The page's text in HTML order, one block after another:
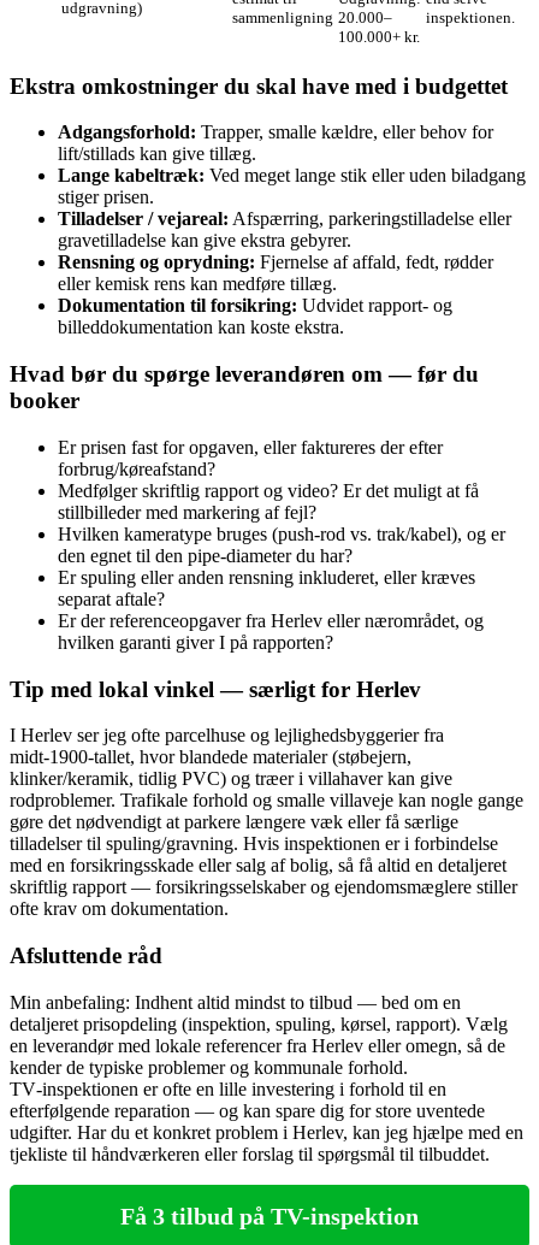
udgravning)
sammenligning 20.000–
100.000+ kr.
inspektionen.
Ekstra omkostninger du skal have med i budgettet
Adgangsforhold: Trapper, smalle kældre, eller behov for
lift/stillads kan give tillæg.
Lange kabeltræk: Ved meget lange stik eller uden biladgang
stiger prisen.
Tilladelser / vejareal: Afspærring, parkeringstilladelse eller
gravetilladelse kan give ekstra gebyrer.
Rensning og oprydning: Fjernelse af affald, fedt, rødder
eller kemisk rens kan medføre tillæg.
Dokumentation til forsikring: Udvidet rapport‑ og
billeddokumentation kan koste ekstra.
Hvad bør du spørge leverandøren om — før du
booker
Er prisen fast for opgaven, eller faktureres der efter
forbrug/køreafstand?
Medfølger skriftlig rapport og video? Er det muligt at få
stillbilleder med markering af fejl?
Hvilken kameratype bruges (push‑rod vs. trak/kabel), og er
den egnet til den pipe‑diameter du har?
Er spuling eller anden rensning inkluderet, eller kræves
separat aftale?
Er der referenceopgaver fra Herlev eller nærområdet, og
hvilken garanti giver I på rapporten?
Tip med lokal vinkel — særligt for Herlev
I Herlev ser jeg ofte parcelhuse og lejlighedsbyggerier fra
midt‑1900‑tallet, hvor blandede materialer (støbejern,
klinker/keramik, tidlig PVC) og træer i villahaver kan give
rodproblemer. Trafikale forhold og smalle villaveje kan nogle gange
gøre det nødvendigt at parkere længere væk eller få særlige
tilladelser til spuling/gravning. Hvis inspektionen er i forbindelse
med en forsikringsskade eller salg af bolig, så få altid en detaljeret
skriftlig rapport — forsikringsselskaber og ejendomsmæglere stiller
ofte krav om dokumentation.
Afsluttende råd
Min anbefaling: Indhent altid mindst to tilbud — bed om en
detaljeret prisopdeling (inspektion, spuling, kørsel, rapport). Vælg
en leverandør med lokale referencer fra Herlev eller omegn, så de
kender de typiske problemer og kommunale forhold.
TV‑inspektionen er ofte en lille investering i forhold til en
efterfølgende reparation — og kan spare dig for store uventede
udgifter. Har du et konkret problem i Herlev, kan jeg hjælpe med en
tjekliste til håndværkeren eller forslag til spørgsmål til tilbuddet.
Få 3 tilbud på TV-inspektion